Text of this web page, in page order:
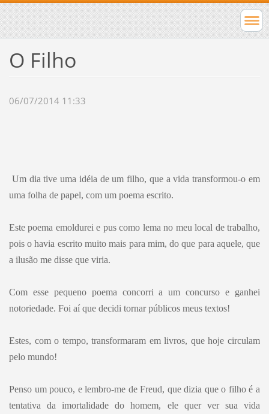
O Filho
06/07/2014 11:33
Um dia tive uma idéia de um filho, que a vida transformou-o em
uma folha de papel, com um poema escrito.
Este poema emoldurei e pus como lema no meu local de trabalho,
pois o havia escrito muito mais para mim, do que para aquele, que
a ilusão me disse que viria.
Com esse pequeno poema concorri a um concurso e ganhei
notoriedade. Foi aí que decidi tornar públicos meus textos!
Estes, com o tempo, transformaram em livros, que hoje circulam
pelo mundo!
Penso um pouco, e lembro-me de Freud, que dizia que o filho é a
tentativa da imortalidade do homem, ele quer ver sua vida